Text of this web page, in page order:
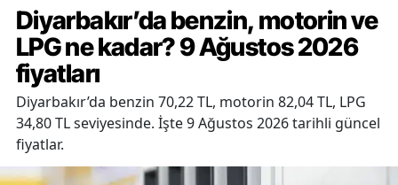
Diyarbakır’da benzin, motorin ve
LPG ne kadar? 9 Ağustos 2026
fiyatları
Diyarbakır’da benzin 70,22 TL, motorin 82,04 TL, LPG
34,80 TL seviyesinde. İşte 9 Ağustos 2026 tarihli güncel
fiyatlar.